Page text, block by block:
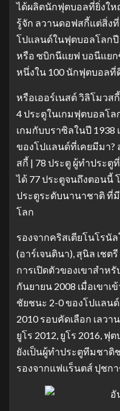
ได้ผลิตนักฟุตบอลที่ยิ่งใ
รู้จัก ลวานดอฟสกี้แต่สิ่งที่
โปแลนด์ในฟุตบอลโลกปี
หรือ ซบิกนีแยฟ บอนีแยก
หนึ่งใน 100 นักฟุตบอลที่
หรือเออร์เนสต์ วิลิโมวส
4 ประตูในเกมฟุตบอลโล
เกมกับบราซิลในปี
ของโปแลนด์ที่เคยมีมา?
สกี้ | 78 ประตู ผู้ทําประ
ได้ 77 ประตูจนถึงตอนนี้
ประตูระดับนานาชาติ ที่
โลก
รองจากคริสเตียโนโรนัล
(อาร์เจนตินา), สุนิล เชต
การเปิดตัวของเขาสําห
กันยายน 2008 เมื่อเขา
ชัยชนะ 2-0 ของโปแลน
2010 รอบคัดเลือก เลว
ยูโร 2012, ยูโร 2016, ฟุ
ยังเป็นผู้ทําประตูทีมชาติ
รองจากแฟแร็นตส์ ปุชกา